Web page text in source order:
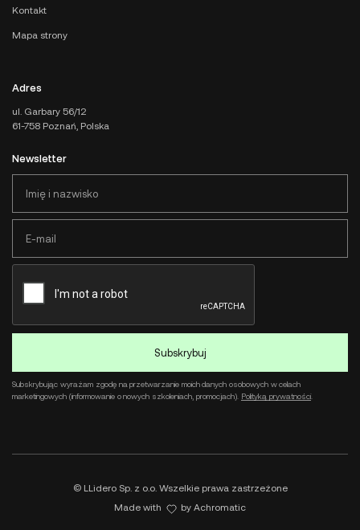
Kontakt
Mapa strony
Adres
ul. Garbary 56/12
61-758 Poznań, Polska
Newsletter
Subskrybując wyrażam zgodę na przetwarzanie moich danych osobowych w celach
marketingowych (informowanie o nowych szkoleniach, promocjach). Polityką prywatności.
© LLidero Sp. z o.o. Wszelkie prawa zastrzeżone
Made with
by Achromatic